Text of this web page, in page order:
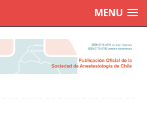
MENU